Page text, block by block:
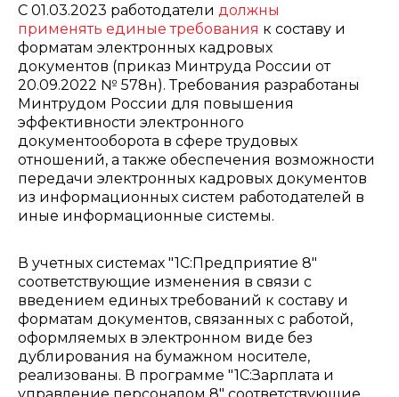
С 01.03.2023 работодатели должны
применять единые требования к составу и
форматам электронных кадровых
документов (приказ Минтруда России от
20.09.2022 № 578н). Требования разработаны
Минтрудом России для повышения
эффективности электронного
документооборота в сфере трудовых
отношений, а также обеспечения возможности
передачи электронных кадровых документов
из информационных систем работодателей в
иные информационные системы.
В учетных системах "1С:Предприятие 8"
соответствующие изменения в связи с
введением единых требований к составу и
форматам документов, связанных с работой,
оформляемых в электронном виде без
дублирования на бумажном носителе,
реализованы. В программе "1С:Зарплата и